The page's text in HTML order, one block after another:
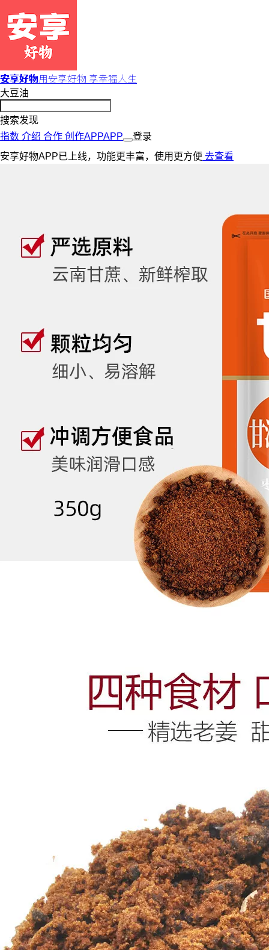
安享好物用安享好物 享幸福人生
大豆油
搜索发现
指数 介绍 合作 创作APPAPP
登录
安享好物APP已上线，功能更丰富，使用更方便 去查看